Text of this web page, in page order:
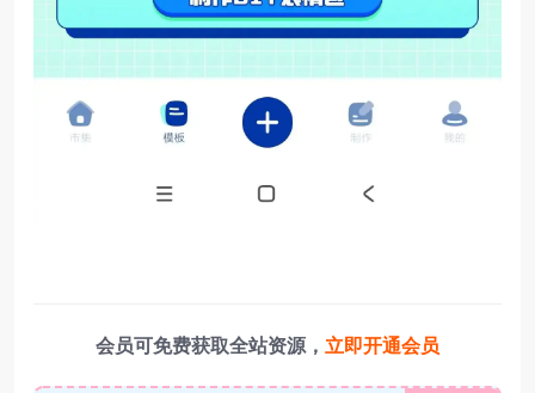
会员可免费获取全站资源， 立即开通会员